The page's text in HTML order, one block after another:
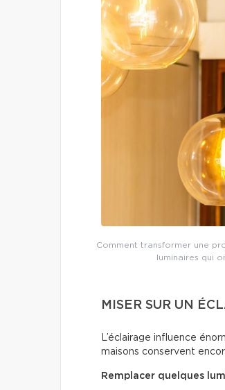
Comment transformer une
luminaires qui
MISER SUR UN
L’éclairage influence
maisons conservent
Remplacer quelques